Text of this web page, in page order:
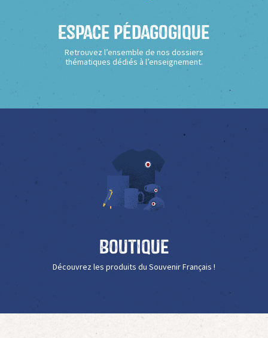
Espace Pédagogique
Retrouvez l’ensemble de nos dossiers
thématiques dédiés à l’enseignement.
Boutique
Découvrez les produits du Souvenir Français !